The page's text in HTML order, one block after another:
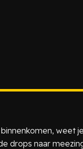
weet
drops naar